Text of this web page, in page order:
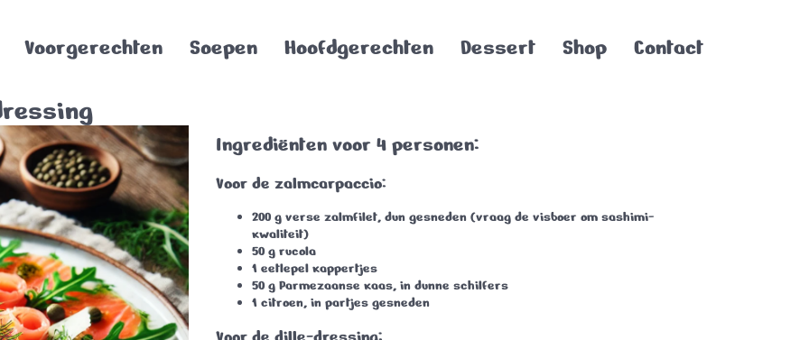
Voorgerechten Soepen Hoofdgerechten Dessert Shop Contact
Ingrediënten voor 4 personen:
Voor de zalmcarpaccio:
200 g verse zalmfilet, dun gesneden (vraag de visboer om sashimi-
kwaliteit)
50 g rucola
1 eetlepel kappertjes
50 g Parmezaanse kaas, in dunne schilfers
1 citroen, in partjes gesneden